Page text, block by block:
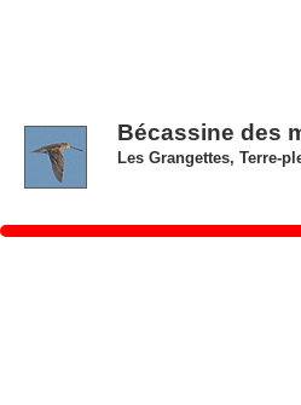
Bécassine des
Les Grangettes, Terre-